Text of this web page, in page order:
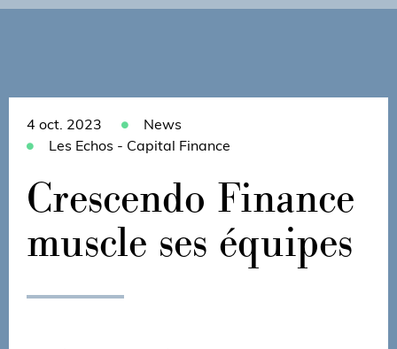
4 oct. 2023
News
Les Echos - Capital Finance
Crescendo Finance
muscle ses équipes